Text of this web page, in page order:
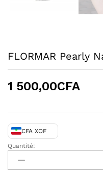
FLORMAR Pearly
1 500,00CFA
CFA XOF
FLORMAR
Pearly
Nail
Quantité: